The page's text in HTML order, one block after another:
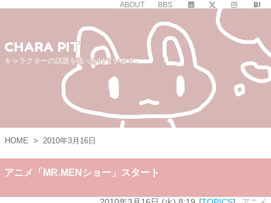
ABOUT BBS
CHARA PIT
キャラクターの話題を追っかけています。
HOME > 2010年3月16日
アニメ「MR.MENショー」スタート